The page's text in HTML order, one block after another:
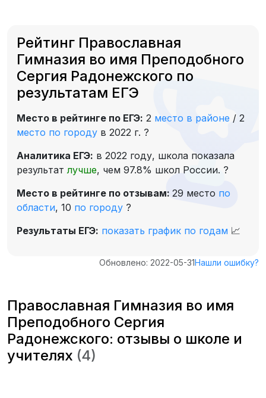
Рейтинг Православная
Гимназия во имя Преподобного
Сергия Радонежского по
результатам ЕГЭ
Место в рейтинге по ЕГЭ: 2 место в районе / 2
место по городу в 2022 г. ?
Аналитика ЕГЭ: в 2022 году, школа показала
результатлучше, чем 97.8% школ России. ?
Место в рейтинге по отзывам: 29 место по
области, 10 по городу ?
Результаты ЕГЭ: показать график по годам 📈
Обновлено: 2022-05-31Нашли ошибку?
Православная Гимназия во имя
Преподобного Сергия
Радонежского: отзывы о школе и
учителях (4)